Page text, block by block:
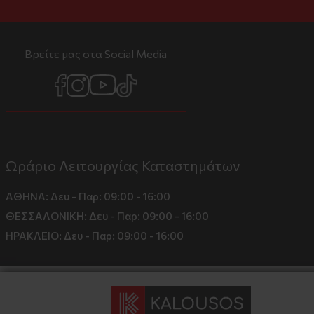
Βρείτε μας στα Social Media
Ωράριο Λειτουργίας Καταστημάτων
ΑΘΗΝΑ: Δευ - Παρ: 09:00 - 16:00
ΘΕΣΣΑΛΟΝΙΚΗ: Δευ - Παρ: 09:00 - 16:00
ΗΡΑΚΛΕΙΟ: Δευ - Παρ: 09:00 - 16:00